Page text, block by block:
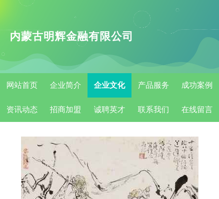
内蒙古明辉金融有限公司
网站首页 企业简介 企业文化 产品服务 成功案例
资讯动态 招商加盟 诚聘英才 联系我们 在线留言